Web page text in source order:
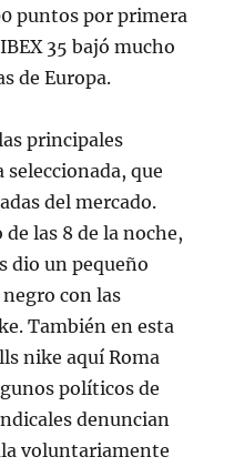
puntos por primera
35 bajó mucho
de Europa.
principales
que
del mercado.
las 8 de la noche,
dio un pequeño
con las
También en esta
nike aquí Roma
políticos de
denuncian
voluntariamente